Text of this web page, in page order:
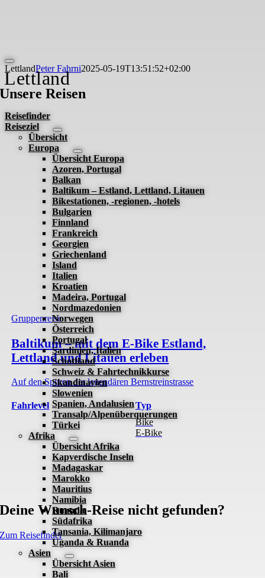
Toggle
Navigation
Reisefinder
Reiseziel
Übersicht
Europa
Übersicht Europa
Azoren, Portugal
Balkan
Baltikum – Estland, Lettland, Litauen
Bikestationen, -regionen, -hotels
Bulgarien
Finnland
Frankreich
Georgien
Griechenland
Island
Italien
Kroatien
Madeira, Portugal
Nordmazedonien
Norwegen
Österreich
Portugal
Sardinien, Italien
Schottland
Schweiz & Fahrtechnikkurse
Skandinavien
Slowenien
Spanien, Andalusien
Transalp/Alpenüberquerungen
Türkei
Afrika
Übersicht Afrika
Kapverdische Inseln
Madagaskar
Marokko
Mauritius
Namibia
Ruanda
Südafrika
Tansania, Kilimanjaro
Uganda & Ruanda
Asien
Übersicht Asien
Bali
Lettland
LettlandPeter Fahrni2025-05-19T13:51:52+02:00
Unsere Reisen
Gruppenreise
Baltikum – mit dem E-Bike Estland,
Lettland und Litauen erleben
Auf den Spuren der legendären Bernstreinstrasse
Fahrlevel
Typ
Bike
E-Bike
Deine Wunsch-Reise nicht gefunden?
Zum Reisefinder